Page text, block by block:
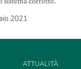
2021
ATTUALITÀ